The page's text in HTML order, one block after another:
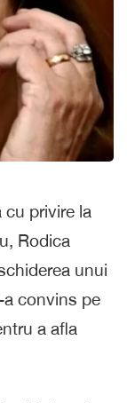
cu privire la
Rodica
unui
convins pe
a afla